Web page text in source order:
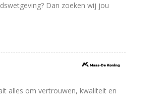
Dan zoeken wij jou
alles om vertrouwen, kwaliteit en